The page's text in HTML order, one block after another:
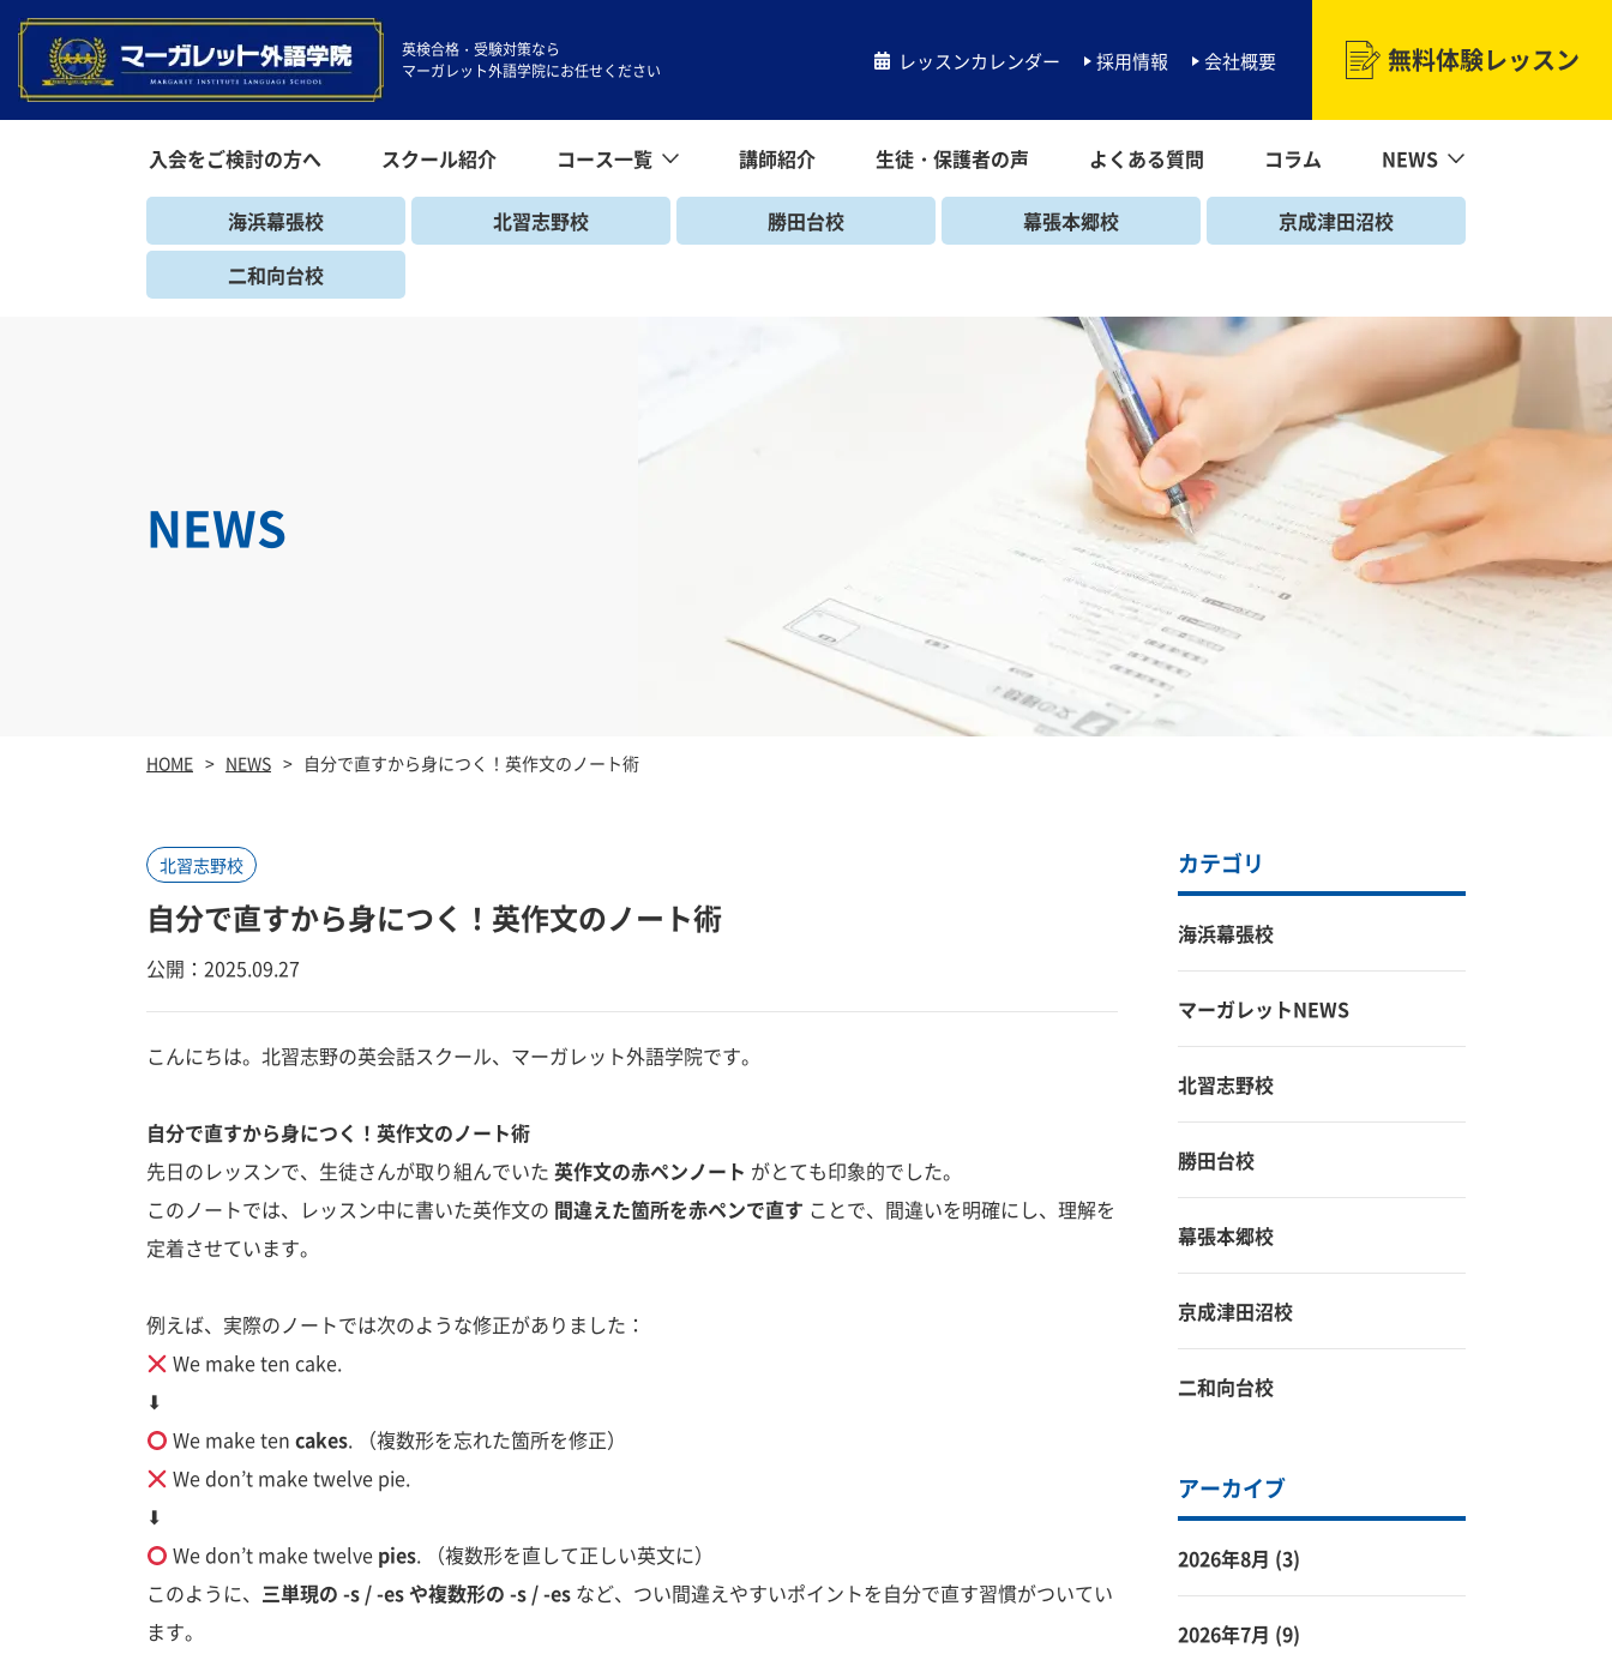
英検合格・受験対策なら
マーガレット外語学院にお任せください
レッスンカレンダー 採用情報 会社概要 無料体験レッスン
入会をご検討の方へ スクール紹介
コース一覧
コース一覧
小学生コース
中学生コース
高校生コース
キッズコース
一般コース
帰国生コース
講師紹介 生徒・保護者の声 よくある質問 コラム
NEWS
NEWS一覧
海浜幕張校
マーガレットNEWS
北習志野校
勝田台校
幕張本郷校
京成津田沼校
二和向台校
海浜幕張校 北習志野校 勝田台校 幕張本郷校
京成津田沼校
二和向台校
NEWS
HOME NEWS 自分で直すから身につく！英作文のノート術
北習志野校
自分で直すから身につく！英作文のノート術
公開：2025.09.27
こんにちは。北習志野の英会話スクール、マーガレット外語学院です。
自分で直すから身につく！英作文のノート術
先日のレッスンで、生徒さんが取り組んでいた 英作文の赤ペンノート がとても印象的でした。
このノートでは、レッスン中に書いた英作文の 間違えた箇所を赤ペンで直す ことで、間違いを明確にし、理解を
定着させています。
例えば、実際のノートでは次のような修正がありました：
We make ten cake.
⬇
We make tencakes.
（複数形を忘れた箇所を修正）
We don’t make twelve pie.
⬇
We don’t make twelve pies.
（複数形を直して正しい英文に）
このように、 三単現の -s / -esや複数形の -s / -es など、つい間違えやすいポイントを自分で直す習慣がついてい
ます。
カテゴリ
海浜幕張校
マーガレットNEWS
北習志野校
勝田台校
幕張本郷校
京成津田沼校
二和向台校
アーカイブ
2026年8月 (3)
2026年7月 (9)